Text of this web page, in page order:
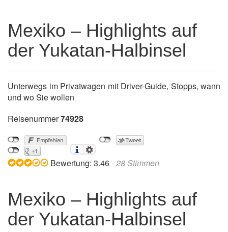
Mexiko – Highlights auf
der Yukatan-Halbinsel
Unterwegs im Privatwagen mit Driver-Guide, Stopps, wann
und wo Sie wollen
Reisenummer74928
Bewertung: 3.46 -28Stimmen
Mexiko – Highlights auf
der Yukatan-Halbinsel